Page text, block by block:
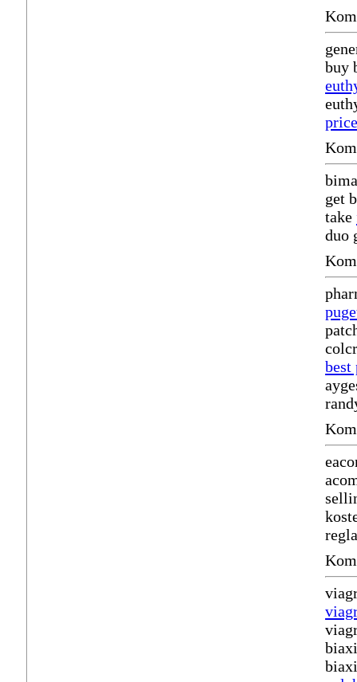
buy
get
take
duo
best